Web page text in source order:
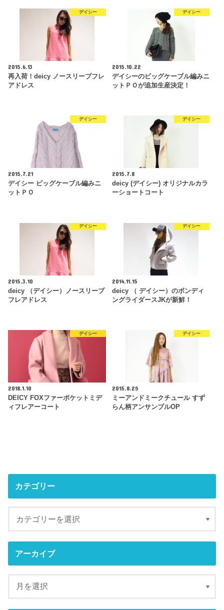
デイシー
2015.6.13
再入荷！deicy ノースリーブフレ
アドレス
デイシー
2015.10.22
デイシーのビッグケーブル編みニ
ットＰＯが追加生産決定！
デイシー
2015.7.21
デイシー ビッグケーブル編みニ
ットＰＯ
デイシー
2015.7.8
deicy (デイシー) オリジナルカラ
ーショートコート
デイシー
2015.3.10
deicy （デイシー）ノースリーブ
フレアドレス
デイシー
2014.11.15
deicy （ デイシー）のボンディ
ングライダースJKが新鮮！
デイシー
2018.1.10
DEICY FOXファーポケットミデ
ィフレアーコート
デイシー
2015.8.25
ミーアンドミークチュール すず
らん柄アンサンブルOP
カテゴリー
アーカイブ